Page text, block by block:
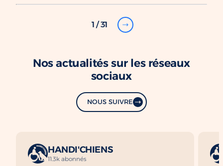
1 / 31
Nos actualités sur les réseaux
sociaux
NOUS SUIVRE
HANDI'CHIENS
11.3k abonnés